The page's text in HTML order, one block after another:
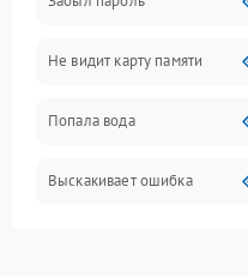
Экран (дисплей)
Связь
Разговор (микрофон,
Перегрев и
Не видит карту памяти
Попала вода
Выскакивает ошибка